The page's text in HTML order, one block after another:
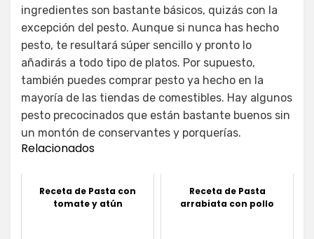
ingredientes son bastante básicos, quizás con la
excepción del pesto. Aunque si nunca has hecho
pesto, te resultará súper sencillo y pronto lo
añadirás a todo tipo de platos. Por supuesto,
también puedes comprar pesto ya hecho en la
mayoría de las tiendas de comestibles. Hay algunos
pesto precocinados que están bastante buenos sin
un montón de conservantes y porquerías.
Relacionados
Receta de Pasta con
tomate y atún
Receta de Pasta
arrabiata con pollo